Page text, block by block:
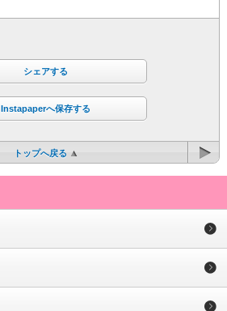
シェアする
Instapaperへ保存する
トップへ戻る